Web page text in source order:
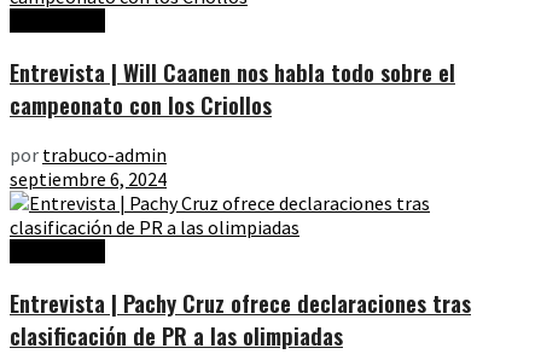
Entrevista | Will Caanen nos habla todo sobre el
campeonato con los Criollos
por trabuco-admin
septiembre 6, 2024
Entrevista | Pachy Cruz ofrece declaraciones tras
clasificación de PR a las olimpiadas